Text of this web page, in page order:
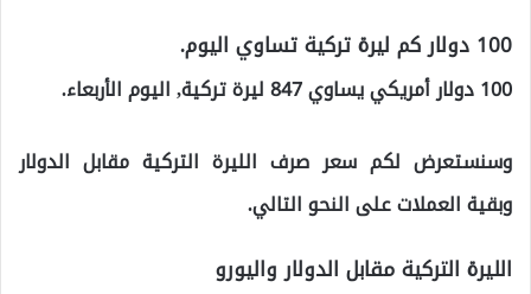
100 دولار كم ليرة تركية تساوي اليوم.
100 دولار أمريكي يساوي 847 ليرة تركية, اليوم الأربعاء.
وسنستعرض لكم سعر صرف الليرة التركية مقابل الدولار
وبقية العملات على النحو التالي.
الليرة التركية مقابل الدولار واليورو